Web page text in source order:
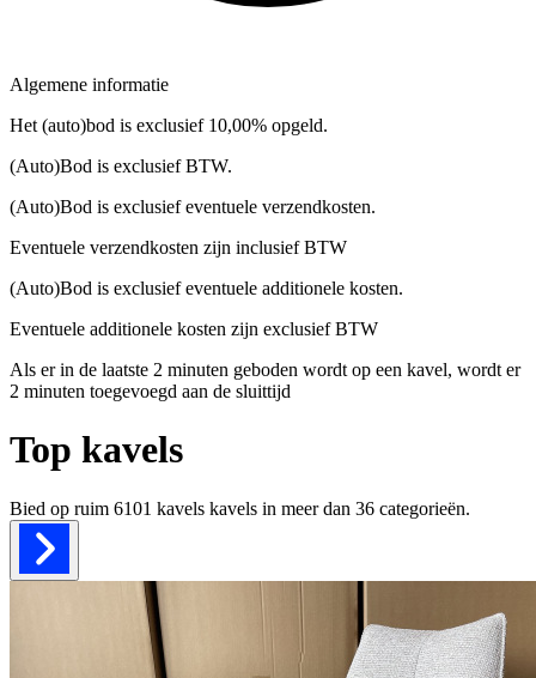
Algemene informatie
Het (auto)bod is exclusief 10,00% opgeld.
(Auto)Bod is exclusief BTW.
(Auto)Bod is exclusief eventuele verzendkosten.
Eventuele verzendkosten zijn inclusief BTW
(Auto)Bod is exclusief eventuele additionele kosten.
Eventuele additionele kosten zijn exclusief BTW
Als er in de laatste 2 minuten geboden wordt op een kavel, wordt er
2 minuten toegevoegd aan de sluittijd
Top kavels
Bied op ruim 6101 kavels kavels in meer dan 36 categorieën.